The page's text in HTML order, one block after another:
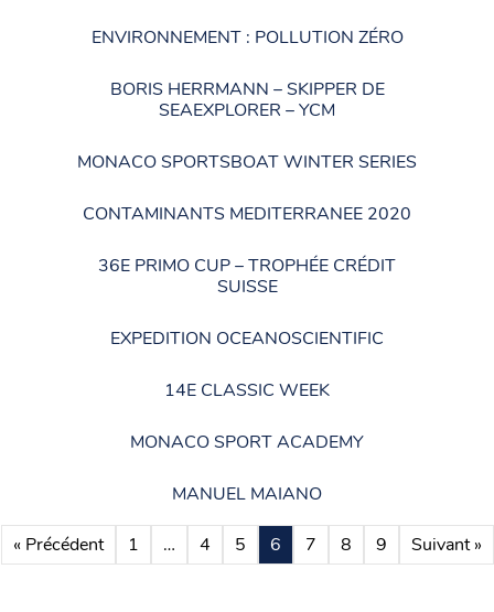
ENVIRONNEMENT : POLLUTION ZÉRO
BORIS HERRMANN – SKIPPER DE
SEAEXPLORER – YCM
MONACO SPORTSBOAT WINTER SERIES
CONTAMINANTS MEDITERRANEE 2020
36E PRIMO CUP – TROPHÉE CRÉDIT
SUISSE
EXPEDITION OCEANOSCIENTIFIC
14E CLASSIC WEEK
MONACO SPORT ACADEMY
MANUEL MAIANO
« Précédent 1 … 4 5 6 7 8 9 Suivant »